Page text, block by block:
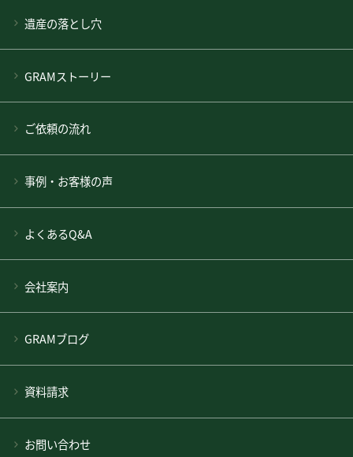
遺産の落とし穴
GRAMストーリー
ご依頼の流れ
事例・お客様の声
よくあるQ&A
会社案内
GRAMブログ
資料請求
お問い合わせ